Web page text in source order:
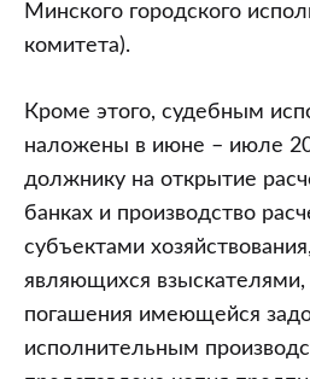
Минского городского
комитета).
Кроме этого, судебным
наложены в июне – июле
должнику на открытие
банках и производство
субъектами
являющихся взыскателями,
погашения имеющейся
исполнительным